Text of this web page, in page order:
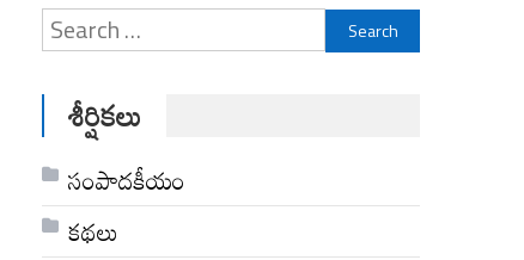
Search
for:
శీర్షికలు
సంపాదకీయం
కథలు